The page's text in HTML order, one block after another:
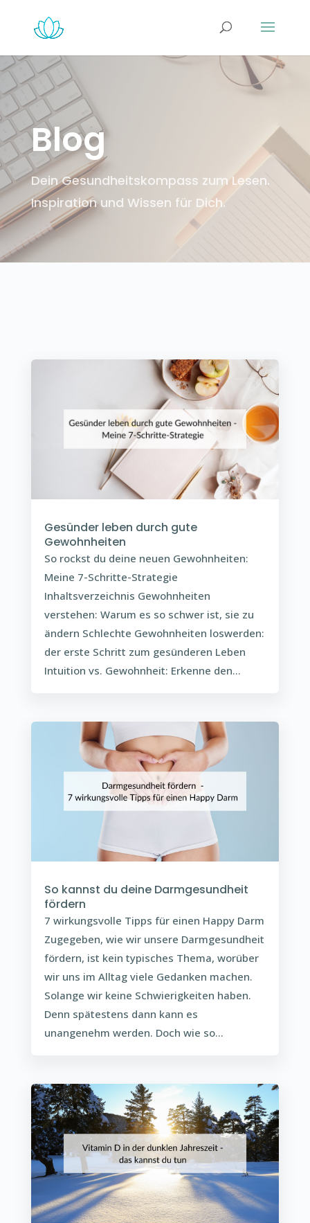
Blog
Dein Gesundheitskompass zum Lesen.
Inspiration und Wissen für Dich.
Gesünder leben durch gute
Gewohnheiten
So rockst du deine neuen Gewohnheiten:
Meine 7-Schritte-Strategie
Inhaltsverzeichnis Gewohnheiten
verstehen: Warum es so schwer ist, sie zu
ändern Schlechte Gewohnheiten loswerden:
der erste Schritt zum gesünderen Leben
Intuition vs. Gewohnheit: Erkenne den...
So kannst du deine Darmgesundheit
fördern
7 wirkungsvolle Tipps für einen Happy Darm
Zugegeben, wie wir unsere Darmgesundheit
fördern, ist kein typisches Thema, worüber
wir uns im Alltag viele Gedanken machen.
Solange wir keine Schwierigkeiten haben.
Denn spätestens dann kann es
unangenehm werden. Doch wie so...